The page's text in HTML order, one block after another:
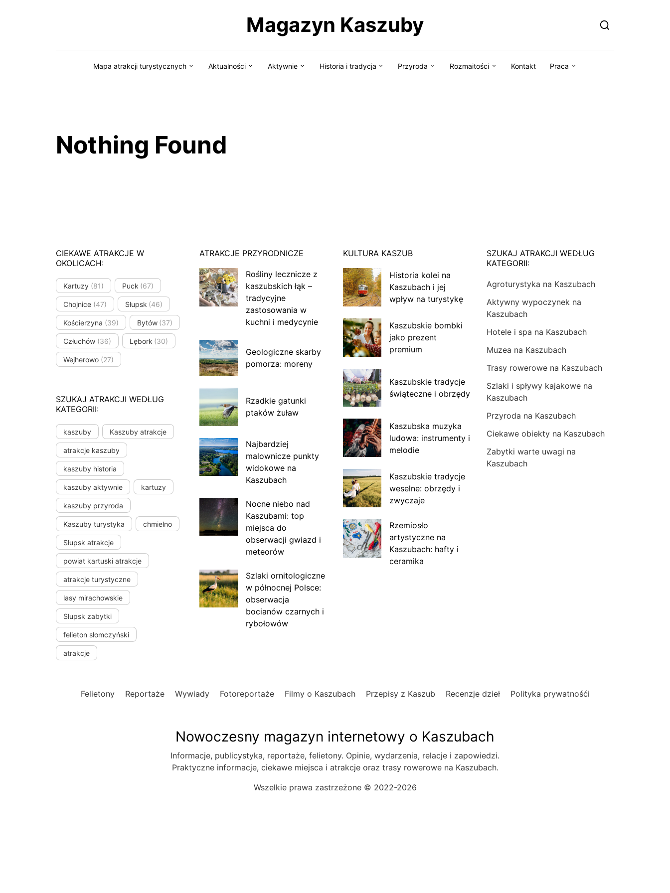
Magazyn Kaszuby
Mapa atrakcji turystycznych Aktualności Aktywnie Historia i tradycja Przyroda Rozmaitości Kontakt Praca
Nothing Found
CIEKAWE ATRAKCJE W
OKOLICACH:
Kartuzy (81) Puck (67)
Chojnice (47) Słupsk (46)
Kościerzyna (39) Bytów (37)
Człuchów (36) Lębork (30)
Wejherowo (27)
SZUKAJ ATRAKCJI WEDŁUG
KATEGORII:
kaszuby Kaszuby atrakcje
atrakcje kaszuby
kaszuby historia
kaszuby aktywnie kartuzy
kaszuby przyroda
Kaszuby turystyka chmielno
Słupsk atrakcje
powiat kartuski atrakcje
atrakcje turystyczne
lasy mirachowskie
Słupsk zabytki
felieton słomczyński
atrakcje
ATRAKCJE PRZYRODNICZE
Rośliny lecznicze z
kaszubskich łąk –
tradycyjne
zastosowania w
kuchni i medycynie
Geologiczne skarby
pomorza: moreny
Rzadkie gatunki
ptaków żuław
Najbardziej
malownicze punkty
widokowe na
Kaszubach
Nocne niebo nad
Kaszubami: top
miejsca do
obserwacji gwiazd i
meteorów
Szlaki ornitologiczne
w północnej Polsce:
obserwacja
bocianów czarnych i
rybołowów
KULTURA KASZUB
Historia kolei na
Kaszubach i jej
wpływ na turystykę
Kaszubskie bombki
jako prezent
premium
Kaszubskie tradycje
świąteczne i obrzędy
Kaszubska muzyka
ludowa: instrumenty i
melodie
Kaszubskie tradycje
weselne: obrzędy i
zwyczaje
Rzemiosło
artystyczne na
Kaszubach: hafty i
ceramika
SZUKAJ ATRAKCJI WEDŁUG
KATEGORII:
Agroturystyka na Kaszubach
Aktywny wypoczynek na
Kaszubach
Hotele i spa na Kaszubach
Muzea na Kaszubach
Trasy rowerowe na Kaszubach
Szlaki i spływy kajakowe na
Kaszubach
Przyroda na Kaszubach
Ciekawe obiekty na Kaszubach
Zabytki warte uwagi na
Kaszubach
Felietony Reportaże Wywiady Fotoreportaże Filmy o Kaszubach Przepisy z Kaszub Recenzje dzieł Polityka prywatnośći
Nowoczesny magazyn internetowy o Kaszubach
Informacje, publicystyka, reportaże, felietony. Opinie, wydarzenia, relacje i zapowiedzi.
Praktyczne informacje, ciekawe miejsca i atrakcje oraz trasy rowerowe na Kaszubach.
Wszelkie prawa zastrzeżone © 2022-2026